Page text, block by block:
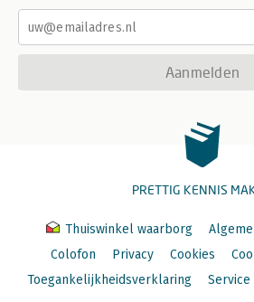
Aanmelden
PRETTIG KENNIS
Thuiswinkel waarborg
Colofon
Privacy Cookies
Toegankelijkheidsverklaring
Service